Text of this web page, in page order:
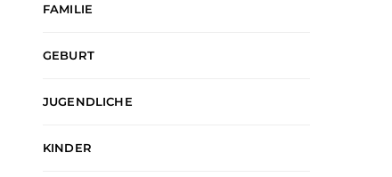
FAMILIE
GEBURT
JUGENDLICHE
KINDER